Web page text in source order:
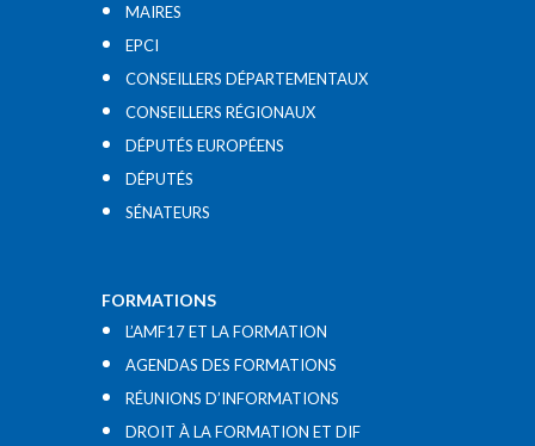
MAIRES
EPCI
CONSEILLERS DÉPARTEMENTAUX
CONSEILLERS RÉGIONAUX
DÉPUTÉS EUROPÉENS
DÉPUTÉS
SÉNATEURS
FORMATIONS
L’AMF17 ET LA FORMATION
AGENDAS DES FORMATIONS
RÉUNIONS D’INFORMATIONS
DROIT À LA FORMATION ET DIF